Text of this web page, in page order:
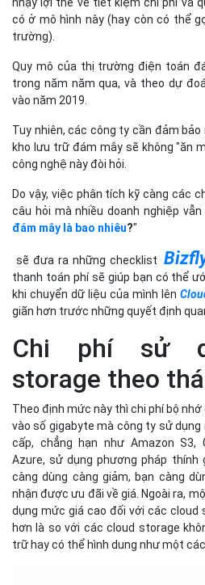
có ở mô hình này (hay còn có thể
trường).
Quy mô của thị trường điện toán
trong năm năm qua, và theo dự
vào năm 2019.
Tuy nhiên, các công ty cần đảm
kho lưu trữ đám mây sẽ không "ăn
công nghệ này đòi hỏi.
Do vậy, việc phân tích kỹ càng các
câu hỏi mà nhiều doanh nghiệp vẫn
đám mây là bao nhiêu?"
sẽ đưa ra những checklist
thanh toán phí sẽ giúp bạn có thể
khi chuyển dữ liệu của mình lên
giãn hơn trước những quyết định
Chi phí sử
storage theo
Theo định mức này thì chi phí bộ
vào số gigabyte mà công ty sử
cấp, chẳng hạn như Amazon S3,
Azure, sử dụng phương pháp thính
càng dùng càng giảm, bạn càng
nhận được ưu đãi về giá. Ngoài ra,
dụng mức giá cao đối với các cloud
hơn là so với các cloud storage
trữ hay có thể hình dung như một